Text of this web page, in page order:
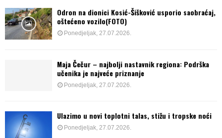
Odron na dionici Kosić-Šišković usporio saobraćaj,
oštećeno vozilo(FOTO)
Ponedjeljak, 27.07.2026.
Maja Čečur – najbolji nastavnik regiona: Podrška
učenika je najveće priznanje
Ponedjeljak, 27.07.2026.
Ulazimo u novi toplotni talas, stižu i tropske noći
Ponedjeljak, 27.07.2026.